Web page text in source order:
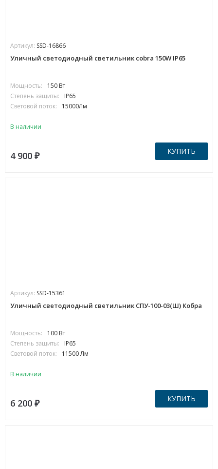
Артикул: SSD-16866
Уличный светодиодный светильник cobra 150W IP65
Мощность:
150 Вт
Степень защиты:
IP65
Световой поток:
15000Лм
В наличии
4 900 ₽ КУПИТЬ
Артикул: SSD-15361
Уличный светодиодный светильник СПУ-100-03(Ш) Кобра
Мощность:
100 Вт
Степень защиты:
IP65
Световой поток:
11500 Лм
В наличии
6 200 ₽ КУПИТЬ